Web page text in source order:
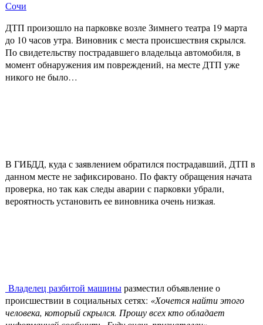
Сочи
ДТП произошло на парковке возле Зимнего театра 19 марта
до 10 часов утра. Виновник с места происшествия скрылся.
По свидетельству пострадавшего владельца автомобиля, в
момент обнаружения им повреждений, на месте ДТП уже
никого не было…
В ГИБДД, куда с заявлением обратился пострадавший, ДТП в
данном месте не зафиксировано. По факту обращения начата
проверка, но так как следы аварии с парковки убрали,
вероятность установить ее виновника очень низкая.
Владелец разбитой машиныразместил объявление о
происшествии в социальных сетях: «Хочется найти этого
человека, который скрылся. Прошу всех кто обладает